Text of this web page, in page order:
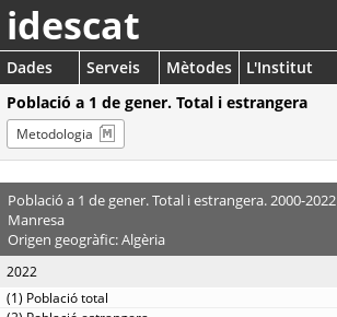
idescat
Dades Serveis Mètodes
L'Institut
Població a 1 de gener. Total i estrangera
Metodologia
Població a 1 de gener. Total i estrangera. 2000-2022
Manresa
Origen geogràfic: Algèria
2022